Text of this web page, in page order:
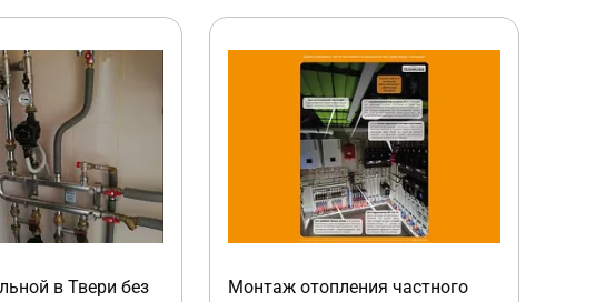
в Твери без
Монтаж отопления частного